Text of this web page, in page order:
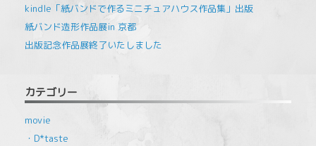
kindle「紙バンドで作るミニチュアハウス作品集」出版
紙バンド造形作品展in 京都
出版記念作品展終了いたしました
カテゴリー
movie
・D*taste